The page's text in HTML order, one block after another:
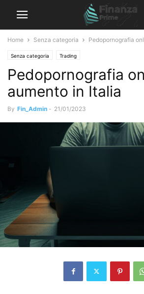
Home Senza categoria Pedopornografia
Senza categoria Trading
Pedopornografia
aumento in Italia
By Fin_Admin - 21/01/2023